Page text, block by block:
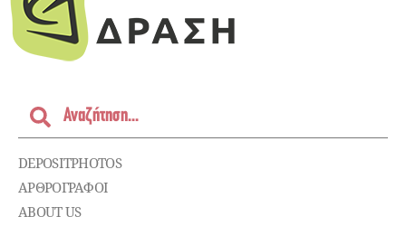
DEPOSITPHOTOS
ΑΡΘΡΟΓΡΑΦΟΙ
ABOUT US